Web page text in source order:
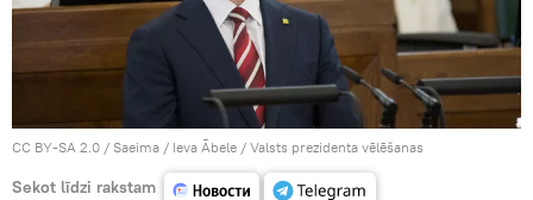
CC BY-SA 2.0 / Saeima / Ieva Ābele / Valsts prezidenta vēlēšanas
Sekot līdzi rakstam